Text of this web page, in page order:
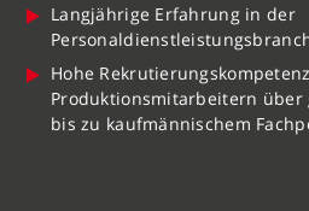
Langjährige Erfahrung in der
Hohe
Produktionsmitarbeitern über
bis zu kaufmännischem